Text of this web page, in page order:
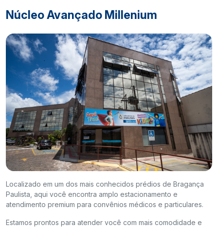
Núcleo Avançado Millenium
Localizado em um dos mais conhecidos prédios de Bragança
Paulista, aqui você encontra amplo estacionamento e
atendimento premium para convênios médicos e particulares.
Estamos prontos para atender você com mais comodidade e